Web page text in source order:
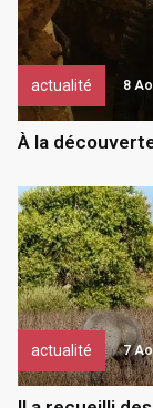
actualité 8
À la
actualité 7